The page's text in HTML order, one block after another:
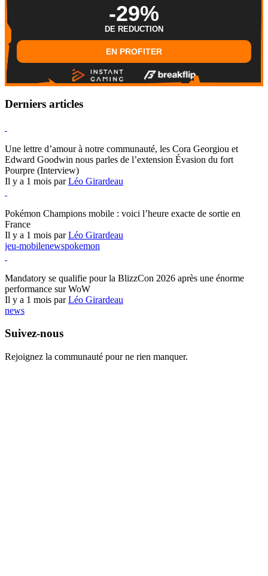
-29%
DE REDUCTION
EN PROFITER
Derniers articles
Une lettre d’amour à notre communauté, les Cora Georgiou et
Edward Goodwin nous parles de l’extension Évasion du fort
Pourpre (Interview)
Il y a 1 mois parLéo Girardeau
Pokémon Champions mobile : voici l’heure exacte de sortie en
France
Il y a 1 mois parLéo Girardeau
jeu-mobilenewspokemon
Mandatory se qualifie pour la BlizzCon 2026 après une énorme
performance sur WoW
Il y a 1 mois parLéo Girardeau
news
Suivez-nous
Rejoignez la communauté pour ne rien manquer.